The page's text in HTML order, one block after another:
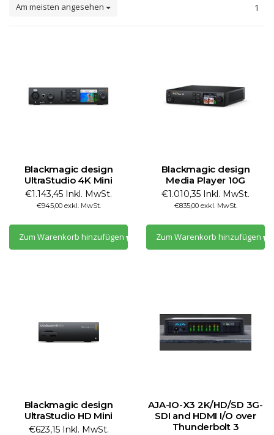
Am meisten angesehen 1
Blackmagic design
UltraStudio 4K Mini
€1.143,45 Inkl. MwSt.
€945,00 exkl. MwSt.
Zum Warenkorb hinzufügen
Blackmagic design
Media Player 10G
€1.010,35 Inkl. MwSt.
€835,00 exkl. MwSt.
Zum Warenkorb hinzufügen
Blackmagic design
UltraStudio HD Mini
€623,15 Inkl. MwSt.
AJA-IO-X3 2K/HD/SD 3G-
SDI and HDMI I/O over
Thunderbolt 3